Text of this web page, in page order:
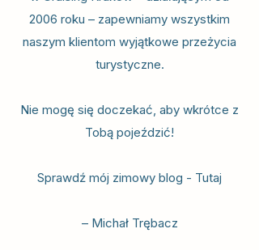
2006 roku – zapewniamy wszystkim
naszym klientom wyjątkowe przeżycia
turystyczne.
Nie mogę się doczekać, aby wkrótce z
Tobą pojeździć!
Sprawdź mój zimowy blog - Tutaj
– Michał Trębacz